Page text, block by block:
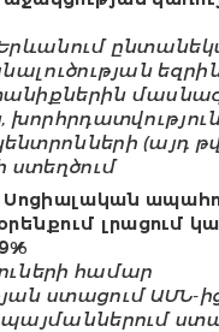
(այդ
ստեղծում
Սոցիալական
օրենքում լրացում
համար
ստացում ԱՄՆ-
պայմաններում